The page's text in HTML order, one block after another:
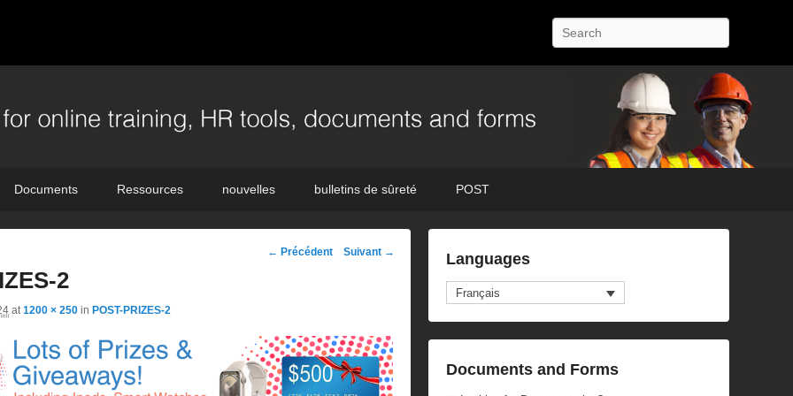
Recherche
Documents Ressources nouvelles bulletins de sûreté POST
Navigation
← Précédent Suivant →
2
at1200 × 250 in POST-PRIZES-2
Languages
Français
Documents and Forms